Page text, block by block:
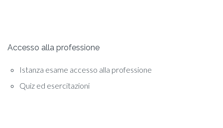
Accesso alla professione
Istanza esame accesso alla professione
Quiz ed esercitazioni